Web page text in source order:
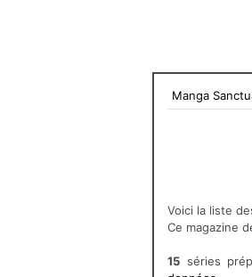
Manga
Voici la liste
Ce magazine
15 séries